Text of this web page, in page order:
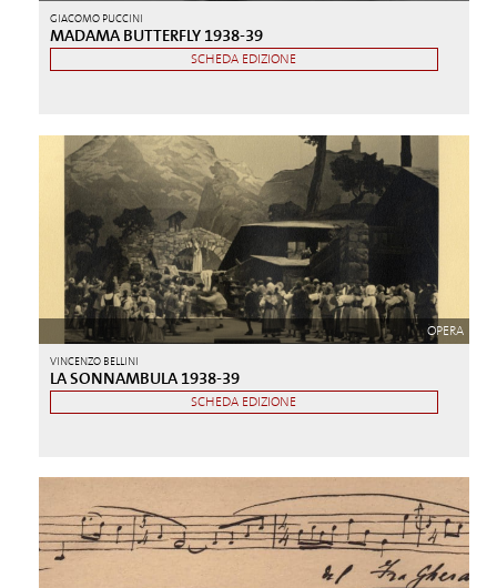
GIACOMO PUCCINI
MADAMA BUTTERFLY 1938-39
SCHEDA EDIZIONE
OPERA
VINCENZO BELLINI
LA SONNAMBULA 1938-39
SCHEDA EDIZIONE